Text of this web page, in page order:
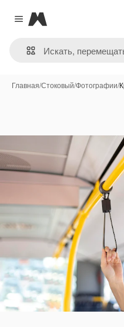
Close menu
Magnific
Главная/Стоковый/Фотографии/